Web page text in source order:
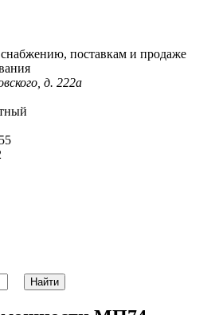
поставкам и продаже
д. 222а